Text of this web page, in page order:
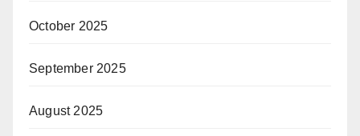
October 2025
September 2025
August 2025